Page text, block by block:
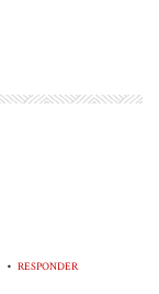
• RESPONDER